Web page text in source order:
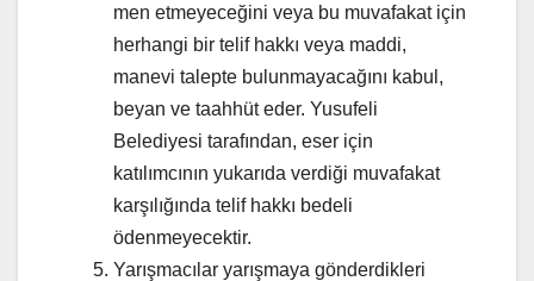
men etmeyeceğini veya bu muvafakat için
herhangi bir telif hakkı veya maddi,
manevi talepte bulunmayacağını kabul,
beyan ve taahhüt eder. Yusufeli
Belediyesi tarafından, eser için
katılımcının yukarıda verdiği muvafakat
karşılığında telif hakkı bedeli
ödenmeyecektir.
Yarışmacılar yarışmaya gönderdikleri